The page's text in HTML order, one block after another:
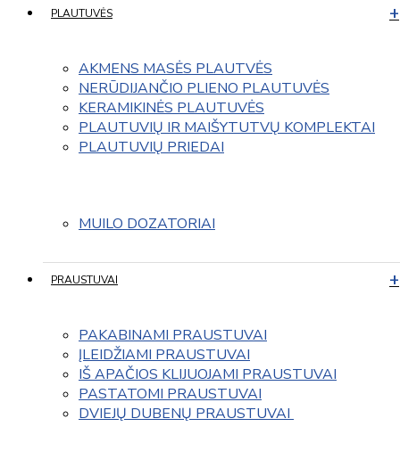
PLAUTUVĖS
AKMENS MASĖS PLAUTVĖS
NERŪDIJANČIO PLIENO PLAUTUVĖS
KERAMIKINĖS PLAUTUVĖS
PLAUTUVIŲ IR MAIŠYTUTVŲ KOMPLEKTAI
PLAUTUVIŲ PRIEDAI
MUILO DOZATORIAI
PRAUSTUVAI
PAKABINAMI PRAUSTUVAI
ĮLEIDŽIAMI PRAUSTUVAI
IŠ APAČIOS KLIJUOJAMI PRAUSTUVAI
PASTATOMI PRAUSTUVAI
DVIEJŲ DUBENŲ PRAUSTUVAI